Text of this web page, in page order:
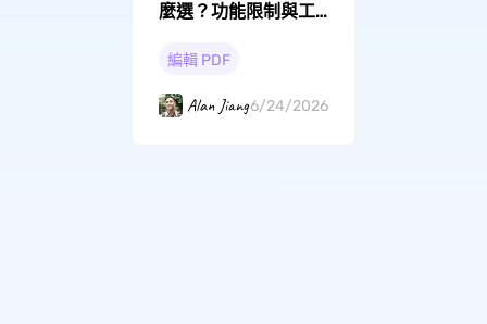
麼選？功能限制與工
編輯 PDF
Alan Jiang6/24/2026